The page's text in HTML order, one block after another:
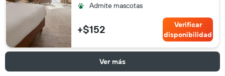
Admite mascotas
+$152
Verificar
disponibilidad
Ver más